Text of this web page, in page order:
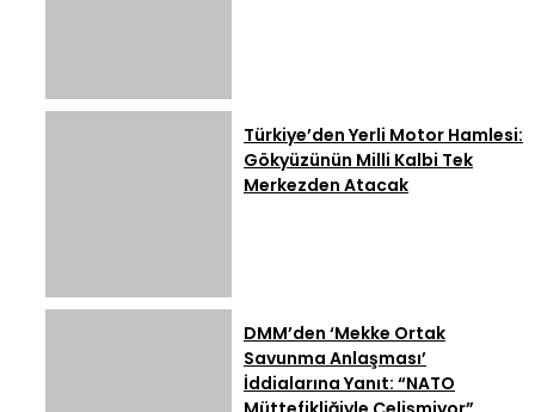
Türkiye’den Yerli Motor Hamlesi:
Gökyüzünün Milli Kalbi Tek
Merkezden Atacak
DMM’den ‘Mekke Ortak
Savunma Anlaşması’
İddialarına Yanıt: “NATO